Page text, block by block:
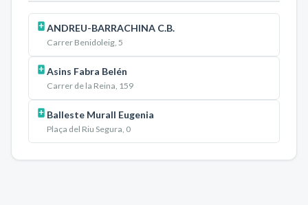
ANDREU-BARRACHINA C.B.
Carrer Benidoleig, 5
Asins Fabra Belén
Carrer de la Reina, 159
Balleste Murall Eugenia
Plaça del Riu Segura, 0